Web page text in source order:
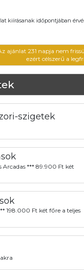
kiírásanak időpontjában
ajánlat 231 napja nem
ezért célszerű a
szigetek
Arcadas *** 89.900 Ft két
198.000 Ft két főre a teljes